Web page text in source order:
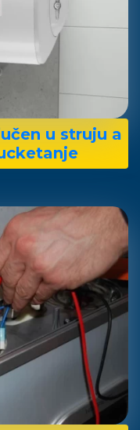
u struju a